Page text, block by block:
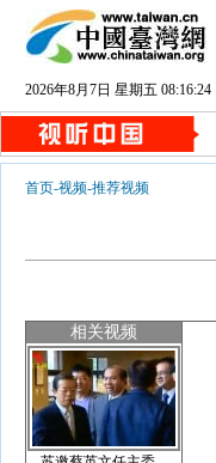
2026年8月7日 星期五 08:16:25
首页-视频-推荐视频
相关视频